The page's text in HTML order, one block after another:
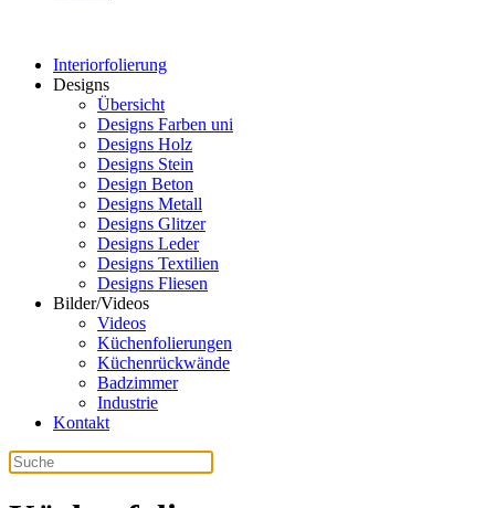
Interiorfolierung
Designs
Übersicht
Designs Farben uni
Designs Holz
Designs Stein
Design Beton
Designs Metall
Designs Glitzer
Designs Leder
Designs Textilien
Designs Fliesen
Bilder/Videos
Videos
Küchenfolierungen
Küchenrückwände
Badzimmer
Industrie
Kontakt